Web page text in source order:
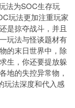
法为SOC生存玩
玩法更加注重玩家
是掠夺战斗，并且
玩法与怪谈题材有
的末日世界中，除
生，你还要提放躲
地的失控异常物，
玩法深度和代入感